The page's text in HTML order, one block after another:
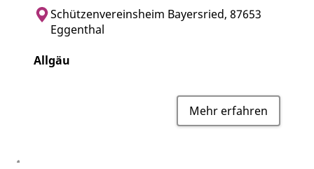
Allgäu
Schützenvereinsheim Bayersried, 87653
Eggenthal
Mehr erfahren